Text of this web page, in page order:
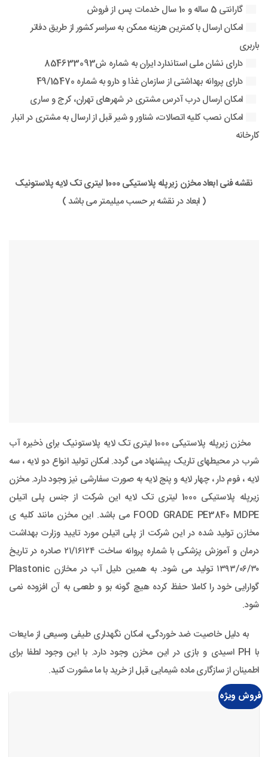
گارانتی 5 ساله و 10 سال خدمات پس از فروش
امکان ارسال با کمترین هزینه ممکن به سراسر کشور از طریق دفاتر
باربری
دارای نشان ملی استاندارد ایران به شماره ش854633093
دارای پروانه بهداشتی از سازمان غذا و دارو به شماره 49/15470
امکان ارسال درب آدرس مشتری در شهرهای تهران، کرج و ساری
امکان نصب کلیه اتصالات، شناور و شیر قبل از ارسال به مشتری در انبار
کارخانه
نقشه فنی ابعاد مخزن زیرپله پلاستیکی 1000 لیتری تک لایه پلاستونیک
( ابعاد در نقشه بر حسب میلیمتر می باشد )
مخزن زیرپله پلاستیکی 1000 لیتری تک لایه پلاستونیک برای ذخیره آب
شرب در محیطهای تاریک پیشنهاد می گردد. امکان تولید انواع دو لایه ، سه
لایه ، فوم دار ، چهار لایه و پنج لایه به صورت سفارشی نیز وجود دارد. مخزن
زیرپله پلاستیکی 1000 لیتری تک لایه این شرکت از جنس پلی اتیلن
FOOD GRADE PE3840 MDPE می باشد. این مخزن مانند کلیه ی
مخازن تولید شده در این شرکت از پلی اتیلن مورد تایید وزارت بهداشت
درمان و آموزش پزشکی با شماره پروانه ساخت ۲۱/۱۶۱۲۴ صادره در تاریخ
۱۳۹۳/۰۶/۳۰ تولید می شود. به همین دلیل آب در مخازن Plastonic
گوارایی خود را کاملا حفظ کرده هیچ گونه بو و طعمی به آن افزوده نمی
شود.
به دلیل خاصیت ضد خوردگی، امکان نگهداری طیفی وسیعی از مایعات
با PH اسیدی و بازی در این مخزن وجود دارد. با این وجود لطفا برای
اطمینان از سازگاری ماده شیمایی قبل از خرید با ما مشورت کنید.
فروش ویژه